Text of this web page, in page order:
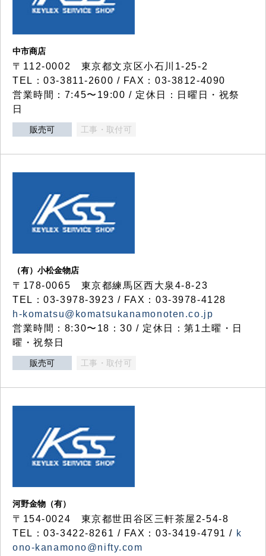
中市商店
〒112-0002 東京都文京区小石川1-25-2
TEL：03-3811-2600 / FAX：03-3812-4090
営業時間：7:45〜19:00 / 定休日：日曜日・祝祭
日
販売可 工事・取付可
（有）小松金物店
〒178-0065 東京都練馬区西大泉4-8-23
TEL：03-3978-3923 / FAX：03-3978-4128
h-komatsu@komatsukanamonoten.co.jp
営業時間：8:30〜18：30 / 定休日：第1土曜・日
曜・祝祭日
販売可 工事・取付可
河野金物（有）
〒154-0024 東京都世田谷区三軒茶屋2-54-8
TEL：03-3422-8261 / FAX：03-3419-4791 / k
ono-kanamono@nifty.com